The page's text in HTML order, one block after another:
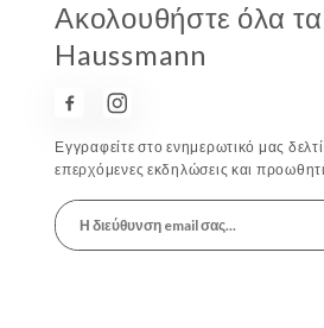
Ακολουθήστε όλα
Haussmann
Εγγραφείτε στο ενημερωτικό μας
επερχόμενες εκδηλώσεις και